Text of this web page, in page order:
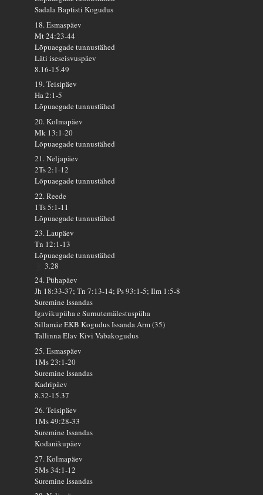
Sadala Baptisti Kogudus
18. Esmaspäev
Mt 24:23-44
Lõpuaegade tunnustähed
Läti iseseisvuspäev
8.16-15.49
19. Teisipäev
Ha 2:1-5
Lõpuaegade tunnustähed
20. Kolmapäev
Mk 13:1-20
Lõpuaegade tunnustähed
21. Neljapäev
2Ts 2:1-12
Lõpuaegade tunnustähed
22. Reede
1Ts 5:1-11
Lõpuaegade tunnustähed
23. Laupäev
Tn 12:1-13
Lõpuaegade tunnustähed
3.28
24. Pühapäev
Jh 18:33-37; Tn 7:13-14; Ps 93:1-5; Ilm 1:5-8
Suremine Issandas
Igavikupüha e Surnutemälestuspüha
Sillamäe EKB Kogudus Issanda Arm (35)
Tallinna Elav Kivi Vabakogudus
25. Esmaspäev
1Ms 23:1-20
Suremine Issandas
Kadripäev
8.32-15.37
26. Teisipäev
1Ms 49:28-33
Suremine Issandas
Kodanikupäev
27. Kolmapäev
5Ms 34:1-12
Suremine Issandas